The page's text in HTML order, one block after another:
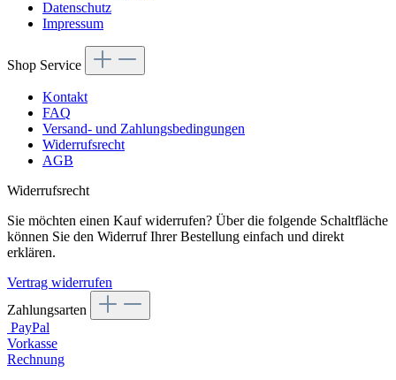
Datenschutz
Impressum
Shop Service
Kontakt
FAQ
Versand- und Zahlungsbedingungen
Widerrufsrecht
AGB
Widerrufsrecht
Sie möchten einen Kauf widerrufen? Über die folgende Schaltfläche
können Sie den Widerruf Ihrer Bestellung einfach und direkt
erklären.
Vertrag widerrufen
Zahlungsarten
PayPal
Vorkasse
Rechnung